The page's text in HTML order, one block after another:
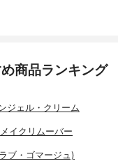
商品ランキング
ジェル・クリーム
イクリムーバー
ブ・ゴマージュ)